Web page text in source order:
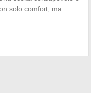
solo comfort, ma